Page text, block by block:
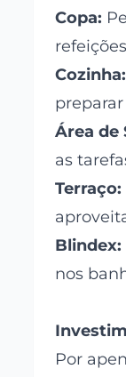
Copa:
Cozinha:
Área de
as
Terraço:
Blindex:
nos
Por